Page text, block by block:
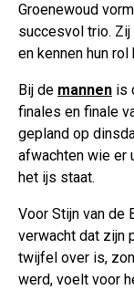
Groenewoud
succesvol trio.
en kennen hun rol
Bij de mannen is
finales en finale
gepland op
afwachten wie er
het ijs staat.
Voor Stijn van de
verwacht dat zijn
twijfel over is,
werd, voelt voor